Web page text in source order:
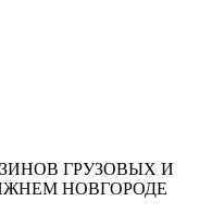
ГРУЗОВЫХ И
НОВГОРОДЕ